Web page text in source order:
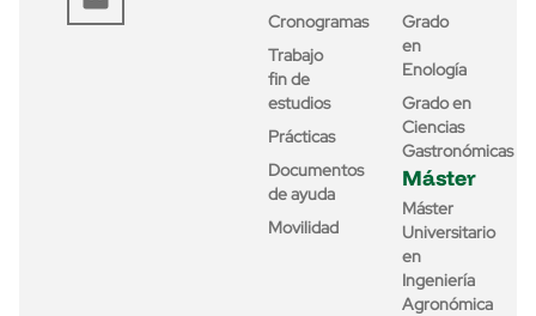
Cronogramas
Trabajo
fin de
estudios
Prácticas
Documentos
de ayuda
Movilidad
Grado
en
Enología
Grado en
Ciencias
Gastronómicas
Máster
Máster
Universitario
en
Ingeniería
Agronómica